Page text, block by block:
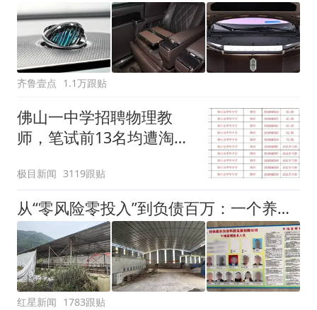
齐鲁壹点 1.1万跟贴
佛山一中学招聘物理教
师，笔试前13名均遭淘
聘，成立调查组全面核查
极目新闻 3119跟贴
从“零风险零投入”到负债百万：一个养牛项目崩盘后，谁该为农户的贷款买单丨红星调查
红星新闻 1783跟贴